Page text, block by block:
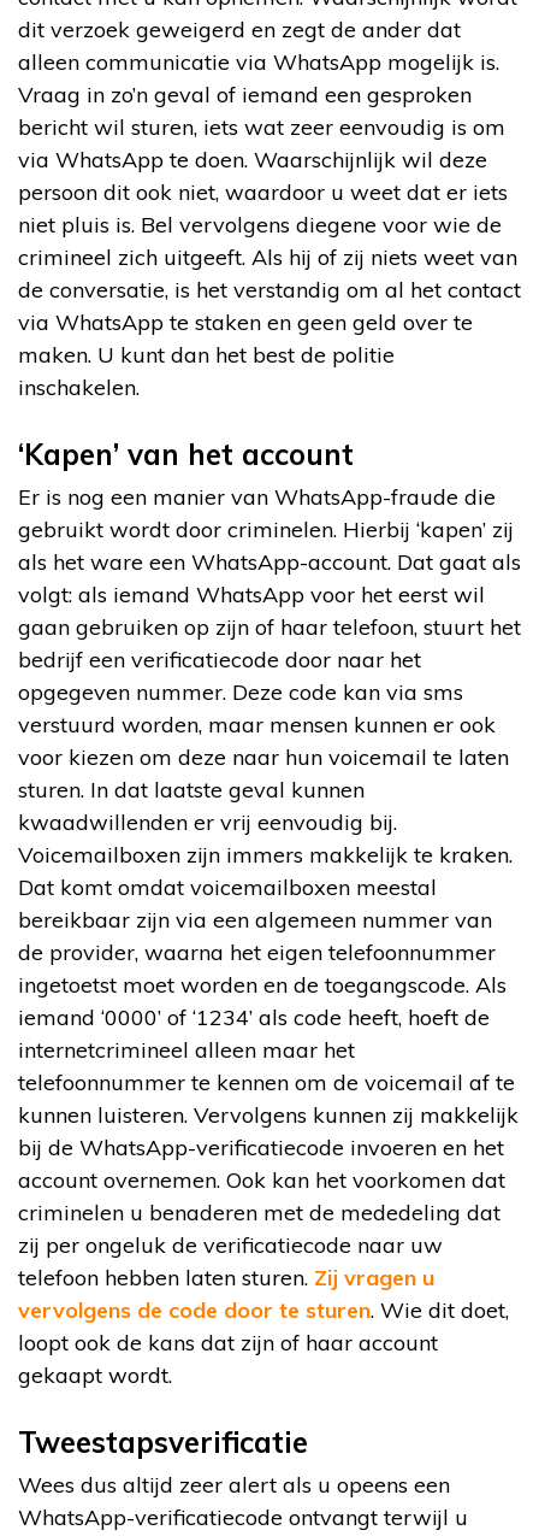
dit verzoek geweigerd en zegt de ander dat
alleen communicatie via WhatsApp mogelijk is.
Vraag in zo’n geval of iemand een gesproken
bericht wil sturen, iets wat zeer eenvoudig is om
via WhatsApp te doen. Waarschijnlijk wil deze
persoon dit ook niet, waardoor u weet dat er iets
niet pluis is. Bel vervolgens diegene voor wie de
crimineel zich uitgeeft. Als hij of zij niets weet van
de conversatie, is het verstandig om al het contact
via WhatsApp te staken en geen geld over te
maken. U kunt dan het best de politie
inschakelen.
‘Kapen’ van het account
Er is nog een manier van WhatsApp-fraude die
gebruikt wordt door criminelen. Hierbij ‘kapen’ zij
als het ware een WhatsApp-account. Dat gaat als
volgt: als iemand WhatsApp voor het eerst wil
gaan gebruiken op zijn of haar telefoon, stuurt het
bedrijf een verificatiecode door naar het
opgegeven nummer. Deze code kan via sms
verstuurd worden, maar mensen kunnen er ook
voor kiezen om deze naar hun voicemail te laten
sturen. In dat laatste geval kunnen
kwaadwillenden er vrij eenvoudig bij.
Voicemailboxen zijn immers makkelijk te kraken.
Dat komt omdat voicemailboxen meestal
bereikbaar zijn via een algemeen nummer van
de provider, waarna het eigen telefoonnummer
ingetoetst moet worden en de toegangscode. Als
iemand ‘0000’ of ‘1234’ als code heeft, hoeft de
internetcrimineel alleen maar het
telefoonnummer te kennen om de voicemail af te
kunnen luisteren. Vervolgens kunnen zij makkelijk
bij de WhatsApp-verificatiecode invoeren en het
account overnemen. Ook kan het voorkomen dat
criminelen u benaderen met de mededeling dat
zij per ongeluk de verificatiecode naar uw
telefoon hebben laten sturen. Zij vragen u
vervolgens de code door te sturen. Wie dit doet,
loopt ook de kans dat zijn of haar account
gekaapt wordt.
Tweestapsverificatie
Wees dus altijd zeer alert als u opeens een
WhatsApp-verificatiecode ontvangt terwijl u